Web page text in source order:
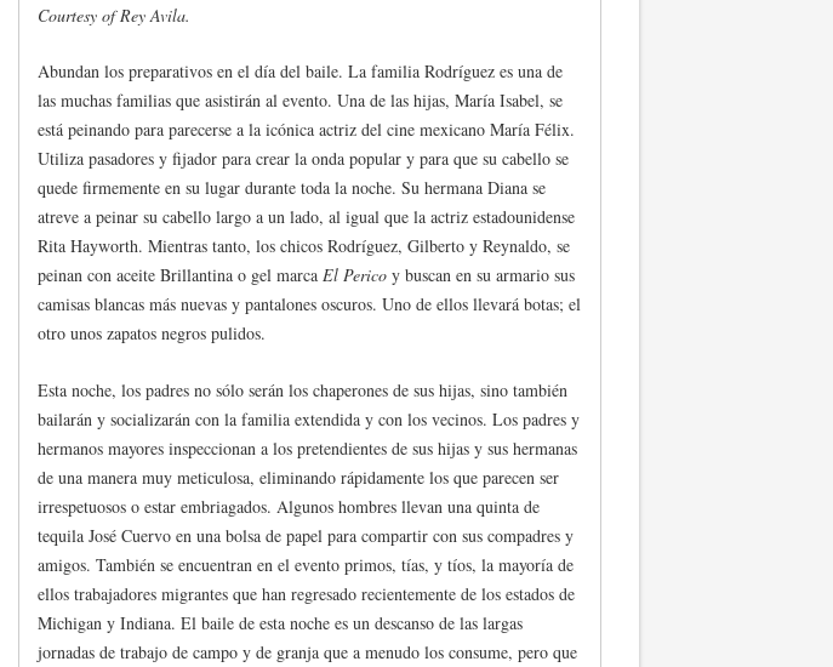
Courtesy of Rey Avila.
Abundan los preparativos en el día del baile. La familia Rodríguez es una de
las muchas familias que asistirán al evento. Una de las hijas, María Isabel, se
está peinando para parecerse a la icónica actriz del cine mexicano María Félix.
Utiliza pasadores y fijador para crear la onda popular y para que su cabello se
quede firmemente en su lugar durante toda la noche. Su hermana Diana se
atreve a peinar su cabello largo a un lado, al igual que la actriz estadounidense
Rita Hayworth. Mientras tanto, los chicos Rodríguez, Gilberto y Reynaldo, se
peinan con aceite Brillantina o gel marca El Perico y buscan en su armario sus
camisas blancas más nuevas y pantalones oscuros. Uno de ellos llevará botas; el
otro unos zapatos negros pulidos.
Esta noche, los padres no sólo serán los chaperones de sus hijas, sino también
bailarán y socializarán con la familia extendida y con los vecinos. Los padres y
hermanos mayores inspeccionan a los pretendientes de sus hijas y sus hermanas
de una manera muy meticulosa, eliminando rápidamente los que parecen ser
irrespetuosos o estar embriagados. Algunos hombres llevan una quinta de
tequila José Cuervo en una bolsa de papel para compartir con sus compadres y
amigos. También se encuentran en el evento primos, tías, y tíos, la mayoría de
ellos trabajadores migrantes que han regresado recientemente de los estados de
Michigan y Indiana. El baile de esta noche es un descanso de las largas
jornadas de trabajo de campo y de granja que a menudo los consume, pero que